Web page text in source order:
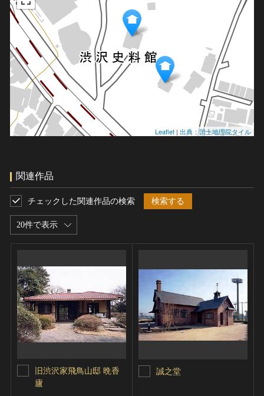
Leaflet | 出典：国土地理院タイル
関連作品
20件で表示
チェックした関連作品の検索 検索する
旧渋沢家飛鳥山邸 晩香
廬
誠之堂